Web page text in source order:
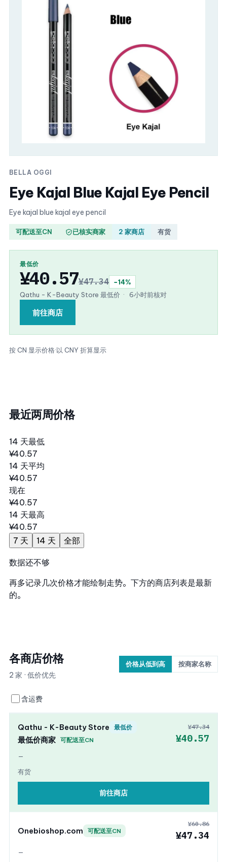
BELLA OGGI
Eye Kajal Blue Kajal Eye Pencil
Eye kajal blue kajal eye pencil
可配送至CN 已核实商家 2 家商店 有货
最低价
¥40.57¥47.34
−14%
Qathu - K-Beauty Store 最低价 · 6小时前核对
前往商店
按 CN 显示价格·以 CNY 折算显示
最近两周价格
14 天最低
¥40.57
14 天平均
¥40.57
现在
¥40.57
14 天最高
¥40.57
7 天
14 天 全部
数据还不够
再多记录几次价格才能绘制走势。下方的商店列表是最新
的。
各商店价格
2 家 · 低价优先
价格从低到高 按商家名称
含运费
Qathu - K-Beauty Store 最低价
最低价商家 可配送至CN
—
有货
¥47.34
¥40.57
前往商店
Onebioshop.com 可配送至CN
—
¥60.86
¥47.34